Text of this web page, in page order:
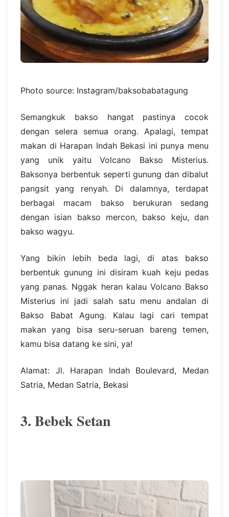
Photo source: Instagram/baksobabatagung
Semangkuk bakso hangat pastinya cocok
dengan selera semua orang. Apalagi, tempat
makan di Harapan Indah Bekasi ini punya menu
yang unik yaitu Volcano Bakso Misterius.
Baksonya berbentuk seperti gunung dan dibalut
pangsit yang renyah. Di dalamnya, terdapat
berbagai macam bakso berukuran sedang
dengan isian bakso mercon, bakso keju, dan
bakso wagyu.
Yang bikin lebih beda lagi, di atas bakso
berbentuk gunung ini disiram kuah keju pedas
yang panas. Nggak heran kalau Volcano Bakso
Misterius ini jadi salah satu menu andalan di
Bakso Babat Agung. Kalau lagi cari tempat
makan yang bisa seru-seruan bareng temen,
kamu bisa datang ke sini, ya!
Alamat: Jl. Harapan Indah Boulevard, Medan
Satria, Medan Satria, Bekasi
3. Bebek Setan